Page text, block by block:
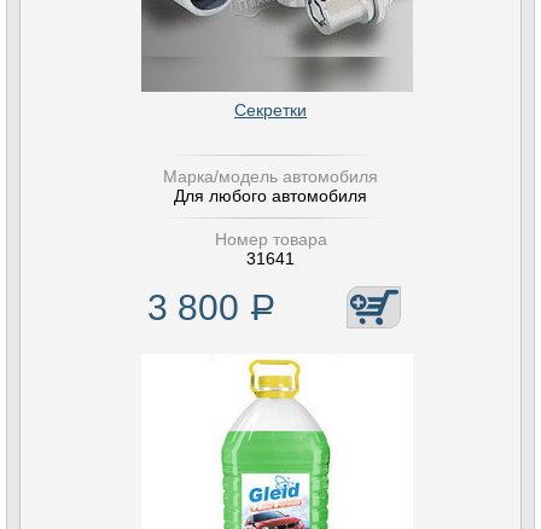
Секретки
Марка/модель автомобиля
Для любого автомобиля
Номер товара
31641
3 800 Р